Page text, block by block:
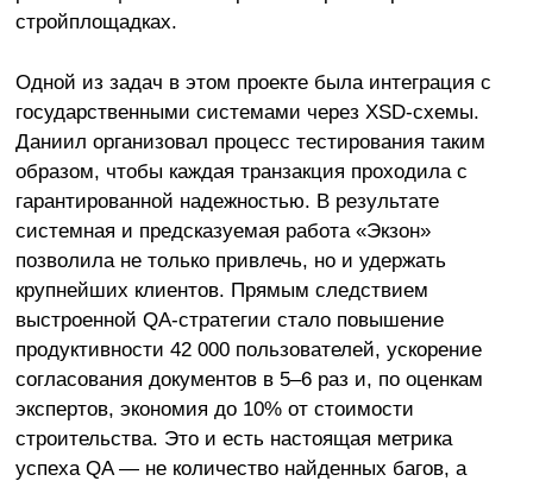
стройплощадках.
Одной из задач в этом проекте была интеграция с
государственными системами через XSD-схемы.
Даниил организовал процесс тестирования таким
образом, чтобы каждая транзакция проходила с
гарантированной надежностью. В результате
системная и предсказуемая работа «Экзон»
позволила не только привлечь, но и удержать
крупнейших клиентов. Прямым следствием
выстроенной QA-стратегии стало повышение
продуктивности 42 000 пользователей, ускорение
согласования документов в 5–6 раз и, по оценкам
экспертов, экономия до 10% от стоимости
строительства. Это и есть настоящая метрика
успеха QA — не количество найденных багов, а